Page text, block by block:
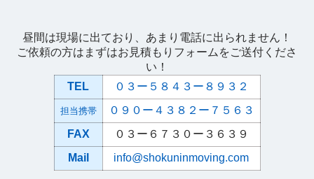
昼間は現場に出ており、あまり電話に出られません！
ご依頼の方はまずはお見積もりフォームをご送付くださ
い！
TEL
０３ー５８４３ー８９３２
担当携帯
０９０ー４３８２ー７５６３
FAX
０３ー６７３０ー３６３９
Mail
info@shokuninmoving.com